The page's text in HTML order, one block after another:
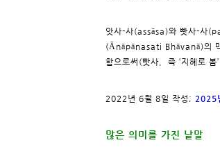
앗사-사(assāsa)와 빳사-사
(Ānāpānasati Bhāvanā)의 맥
함으로써(빳사, 즉 ‘지혜로 봄
2022년 6월 8일 작성; 2025
많은 의미를 가진 낱말